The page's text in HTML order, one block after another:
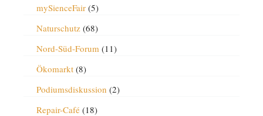
mySienceFair(5)
Naturschutz(68)
Nord-Süd-Forum(11)
Ökomarkt(8)
Podiumsdiskussion (2)
Repair-Café(18)